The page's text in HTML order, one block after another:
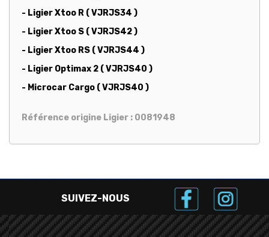
- Ligier Xtoo R ( VJRJS34 )
- Ligier Xtoo S ( VJRJS42 )
- Ligier Xtoo RS ( VJRJS44 )
- Ligier Optimax 2 ( VJRJS40 )
- Microcar Cargo ( VJRJS40 )
Référence origine Ligier : 0081948
SUIVEZ-NOUS